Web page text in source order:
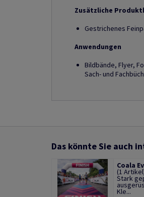
Zusätzliche
Gestrichenes
Anwendungen
Bildbände, Flyer,
Sach- und
Das könnte Sie auch
Coala
(1
Stark
Kle...